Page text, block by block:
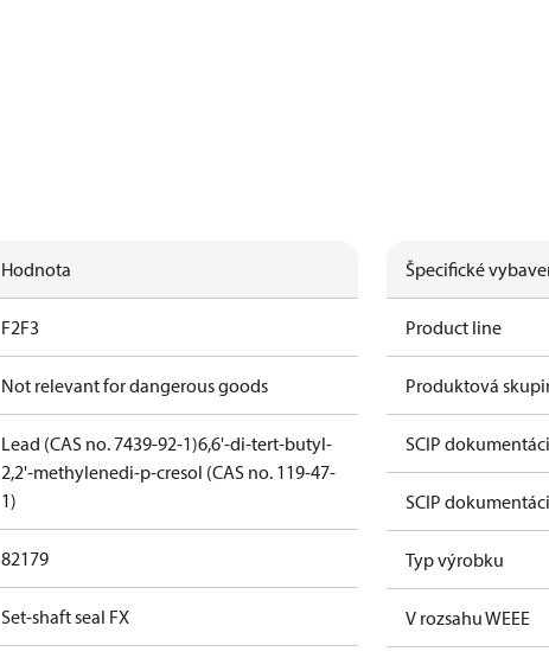
Hodnota
F2F3
Not relevant for dangerous goods
Lead (CAS no. 7439-92-1)6,6'-di-tert-butyl-
2,2'-methylenedi-p-cresol (CAS no. 119-47-
1)
82179
Set-shaft seal FX
Špecifické
Product line
Produktová
SCIP
SCIP
Typ výrobku
V rozsahu WEEE